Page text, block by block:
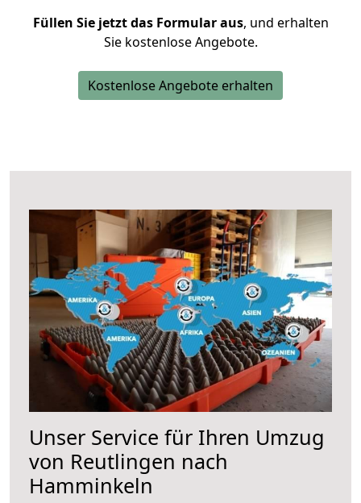
Füllen Sie jetzt das Formular aus, und erhalten
Sie kostenlose Angebote.
Kostenlose Angebote erhalten
Unser Service für Ihren Umzug
von Reutlingen nach
Hamminkeln